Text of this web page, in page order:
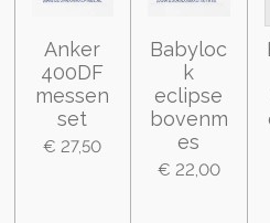
Anker
400DF
messen
set
€ 27,50
Babyloc
k
eclipse
bovenm
es
€ 22,00